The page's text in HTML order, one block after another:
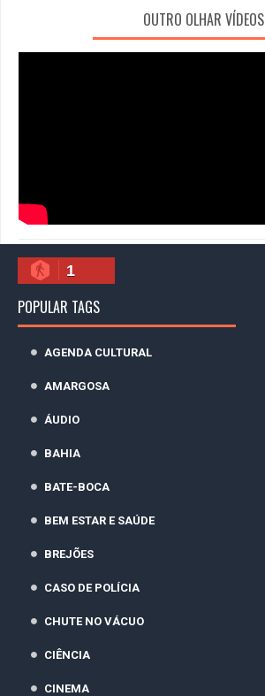
OUTRO OLHAR VÍDEOS
1
POPULAR TAGS
AGENDA CULTURAL
AMARGOSA
ÁUDIO
BAHIA
BATE-BOCA
BEM ESTAR E SAÚDE
BREJÕES
CASO DE POLÍCIA
CHUTE NO VÁCUO
CIÊNCIA
CINEMA